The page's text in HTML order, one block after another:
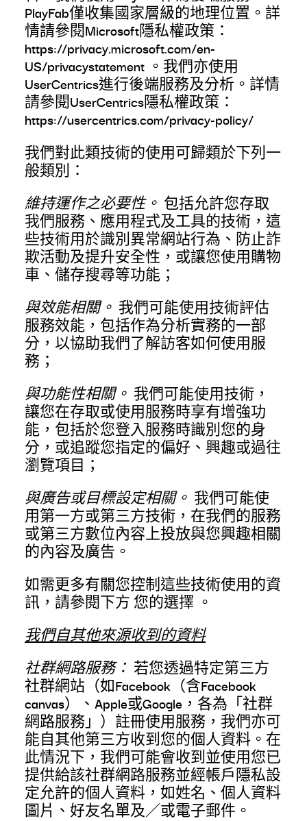
PlayFab僅收集國家層級的地理位置。詳
情請參閱Microsoft隱私權政策：
https://privacy.microsoft.com/en-
US/privacystatement 。我們亦使用
UserCentrics進行後端服務及分析。詳情
請參閱UserCentrics隱私權政策：
https://usercentrics.com/privacy-policy/
我們對此類技術的使用可歸類於下列一
般類別：
維持運作之必要性。 包括允許您存取
我們服務、應用程式及工具的技術，這
些技術用於識別異常網站行為、防止詐
欺活動及提升安全性，或讓您使用購物
車、儲存搜尋等功能；
與效能相關。 我們可能使用技術評估
服務效能，包括作為分析實務的一部
分，以協助我們了解訪客如何使用服
務；
與功能性相關。 我們可能使用技術，
讓您在存取或使用服務時享有增強功
能，包括於您登入服務時識別您的身
分，或追蹤您指定的偏好、興趣或過往
瀏覽項目；
與廣告或目標設定相關。 我們可能使
用第一方或第三方技術，在我們的服務
或第三方數位內容上投放與您興趣相關
的內容及廣告。
如需更多有關您控制這些技術使用的資
訊，請參閱下方 您的選擇 。
我們自其他來源收到的資料
社群網路服務： 若您透過特定第三方
社群網站（如Facebook（含Facebook
canvas）、Apple或Google，各為「社群
網路服務」）註冊使用服務，我們亦可
能自其他第三方收到您的個人資料。在
此情況下，我們可能會收到並使用您已
提供給該社群網路服務並經帳戶隱私設
定允許的個人資料，如姓名、個人資料
圖片、好友名單及／或電子郵件。